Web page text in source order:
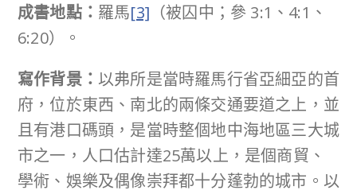
成書地點： 羅馬[3] （被囚中；參 3:1、4:1、
6:20）。
寫作背景： 以弗所是當時羅馬行省亞細亞的首
府，位於東西、南北的兩條交通要道之上，並
且有港口碼頭，是當時整個地中海地區三大城
市之一，人口估計達25萬以上，是個商貿、
學術、娛樂及偶像崇拜都十分蓬勃的城市。以